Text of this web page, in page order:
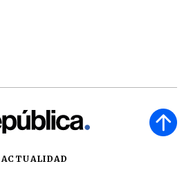
ACTUALIDAD